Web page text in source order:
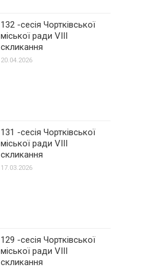
132 -сесія Чортківської
міської ради VIII
скликання
20.04.2026
131 -сесія Чортківської
міської ради VIII
скликання
17.03.2026
129 -сесія Чортківської
міської ради VIII
скликання